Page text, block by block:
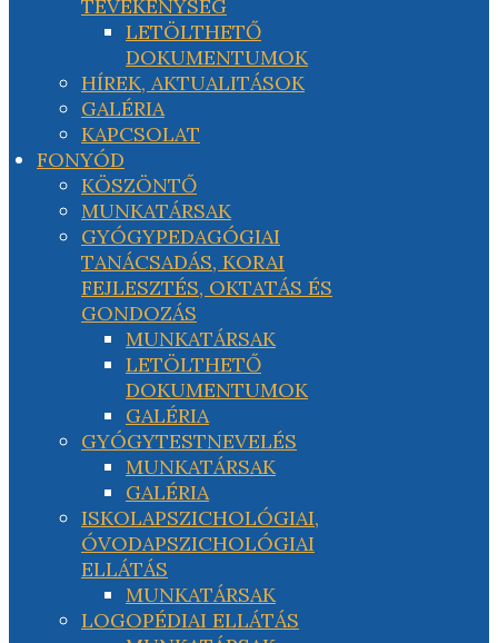
TEVÉKENYSÉG
LETÖLTHETŐ
DOKUMENTUMOK
HÍREK, AKTUALITÁSOK
GALÉRIA
KAPCSOLAT
FONYÓD
KÖSZÖNTŐ
MUNKATÁRSAK
GYÓGYPEDAGÓGIAI
TANÁCSADÁS, KORAI
FEJLESZTÉS, OKTATÁS ÉS
GONDOZÁS
MUNKATÁRSAK
LETÖLTHETŐ
DOKUMENTUMOK
GALÉRIA
GYÓGYTESTNEVELÉS
MUNKATÁRSAK
GALÉRIA
ISKOLAPSZICHOLÓGIAI,
ÓVODAPSZICHOLÓGIAI
ELLÁTÁS
MUNKATÁRSAK
LOGOPÉDIAI ELLÁTÁS